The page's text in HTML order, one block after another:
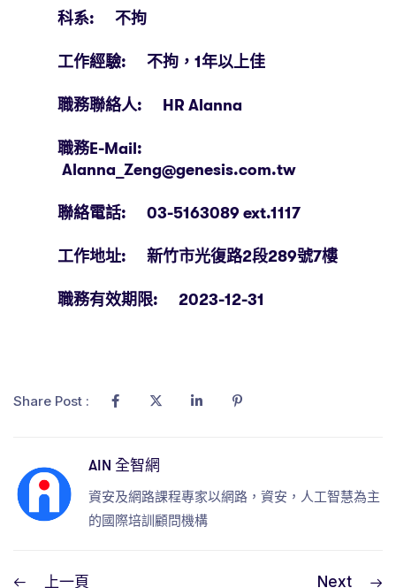
科系: 不拘
工作經驗: 不拘，1年以上佳
職務聯絡人: HR Alanna
職務E-Mail:
Alanna_Zeng@genesis.com.tw
聯絡電話: 03-5163089 ext.1117
工作地址: 新竹市光復路2段289號7樓
職務有效期限: 2023-12-31
Share Post :
AIN 全智網
資安及網路課程專家以網路，資安，人工智慧為主
的國際培訓顧問機構
上一頁 Next